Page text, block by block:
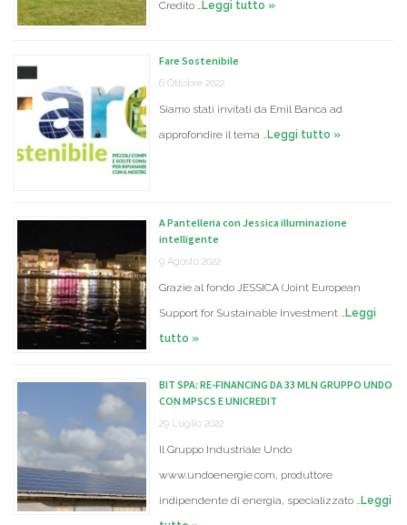
Credito …Leggi tutto »
Fare Sostenibile
6 Ottobre 2022
Siamo stati invitati da Emil Banca ad
approfondire il tema …Leggi tutto »
A Pantelleria con Jessica illuminazione
intelligente
9 Agosto 2022
Grazie al fondo JESSICA (Joint European
Support for Sustainable Investment …Leggi
tutto »
BIT SPA: RE-FINANCING DA 33 MLN GRUPPO UNDO
CON MPSCS E UNICREDIT
29 Luglio 2022
Il Gruppo Industriale Undo
www.undoenergie.com, produttore
indipendente di energia, specializzato …Leggi